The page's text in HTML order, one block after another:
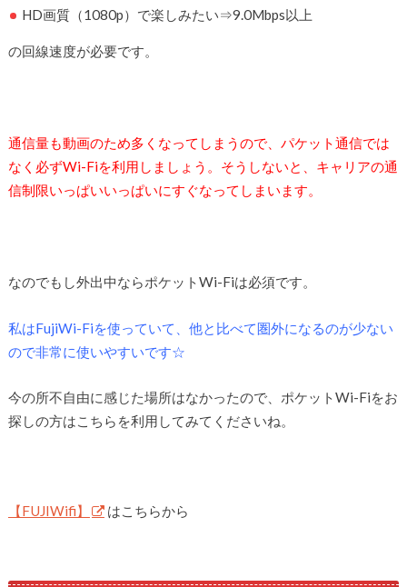
HD画質（1080p）で楽しみたい⇒9.0Mbps以上
の回線速度が必要です。
通信量も動画のため多くなってしまうので、パケット通信では
なく必ずWi-Fiを利用しましょう。そうしないと、キャリアの通
信制限いっぱいいっぱいにすぐなってしまいます。
なのでもし外出中ならポケットWi-Fiは必須です。
私はFujiWi-Fiを使っていて、他と比べて圏外になるのが少ない
ので非常に使いやすいです☆
今の所不自由に感じた場所はなかったので、ポケットWi-Fiをお
探しの方はこちらを利用してみてくださいね。
【FUJIWifi】 はこちらから